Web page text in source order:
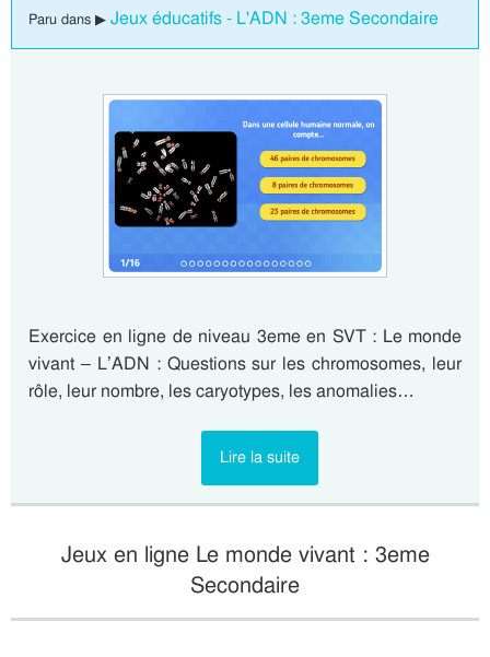
Paru dans ▶ Jeux éducatifs - L'ADN : 3eme Secondaire
Exercice en ligne de niveau 3eme en SVT : Le monde
vivant – L’ADN : Questions sur les chromosomes, leur
rôle, leur nombre, les caryotypes, les anomalies…
Lire la suite
Jeux en ligne Le monde vivant : 3eme
Secondaire